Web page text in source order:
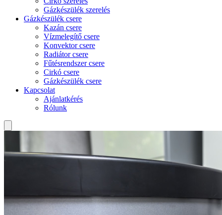
Gázkészülék szerelés
Gázkészülék csere
Kazán csere
Vízmelegítő csere
Konvektor csere
Radiátor csere
Fűtésrendszer csere
Cirkó csere
Gázkészülék csere
Kapcsolat
Ajánlatkérés
Rólunk